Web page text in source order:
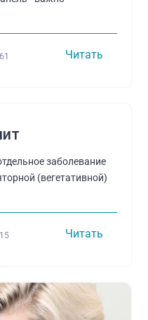
Читать
заболевание
(вегетативной)
Читать